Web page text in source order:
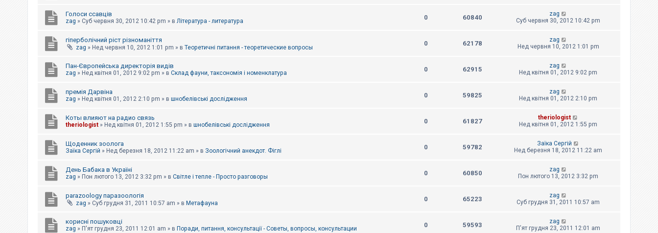
Голоси ссавців
zag » Суб червня 30, 2012 10:42 pm » в Література - литература 0 60840
zag
Суб червня 30, 2012 10:42 pm
гіперболічний ріст різноманіття
zag » Нед червня 10, 2012 1:01 pm » в Теоретичні питання - теоретические вопросы
0 62178
zag
Нед червня 10, 2012 1:01 pm
Пан-Європейська директорія видів
zag » Нед квітня 01, 2012 9:02 pm » в Склад фауни, таксономія і номенклатура 0 62915
zag
Нед квітня 01, 2012 9:02 pm
премія Дарвіна
zag » Нед квітня 01, 2012 2:10 pm » в шнобелівські дослідження 0 59825
zag
Нед квітня 01, 2012 2:10 pm
Коты влияют на радио связь
theriologist » Нед квітня 01, 2012 1:55 pm » в шнобелівські дослідження 0 61827
theriologist
Нед квітня 01, 2012 1:55 pm
Щоденник зоолога
Заїка Сергій » Нед березня 18, 2012 11:22 am » в Зоологічний анекдот. Фіглі 0 59782
Заїка Сергій
Нед березня 18, 2012 11:22 am
День Бабака в Україні
zag » Пон лютого 13, 2012 3:32 pm » в Світле і тепле - Просто разговоры 0 60850
zag
Пон лютого 13, 2012 3:32 pm
parazoology паразоологія
zag » Суб грудня 31, 2011 10:57 am » в Метафауна
0 65223
zag
Суб грудня 31, 2011 10:57 am
корисні пошуковці
zag » П'ят грудня 23, 2011 12:01 am » в Поради, питання, консультації - Советы, вопросы, консультации 0 59593
zag
П'ят грудня 23, 2011 12:01 am